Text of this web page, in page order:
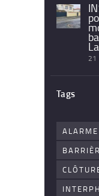
21
Tags
ALARME